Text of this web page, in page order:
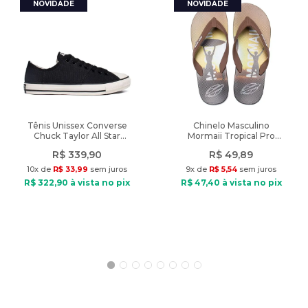
Material: Sintético
Material interno: Têxtil
Fechamento: Cadarço
Solado: EVA e Borracha
Diferencial: Solado especifico para quadras de saibro,
acolchoado na parte do calcanhar e contém
Peso do produto: 825g
Tênis Unissex Converse
Chuck Taylor All Star
R$ 339,90
10x de R$ 33,99 sem juros
R$ 322,90 à vista no pix
Chinelo Masculino
Mormaii Tropical Pro
R$ 49,89
9x de R$ 5,54 sem juros
R$ 47,40 à vista no pix